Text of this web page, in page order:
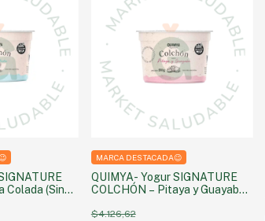
Colada (Sin
QUIMYA- Yogur SIGNATURE
COLCHÓN – Pitaya y Guayaba
$4.126,62
MARCA DESTACADA😉